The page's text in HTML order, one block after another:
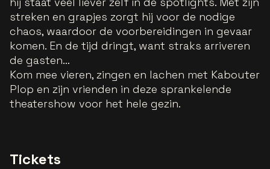
streken en grapjes zorgt hij voor de nodige
chaos, waardoor de voorbereidingen in gevaar
komen. En de tijd dringt, want straks arriveren
de gasten…
Kom mee vieren, zingen en lachen met Kabouter
Plop en zijn vrienden in deze sprankelende
theatershow voor het hele gezin.
Tickets